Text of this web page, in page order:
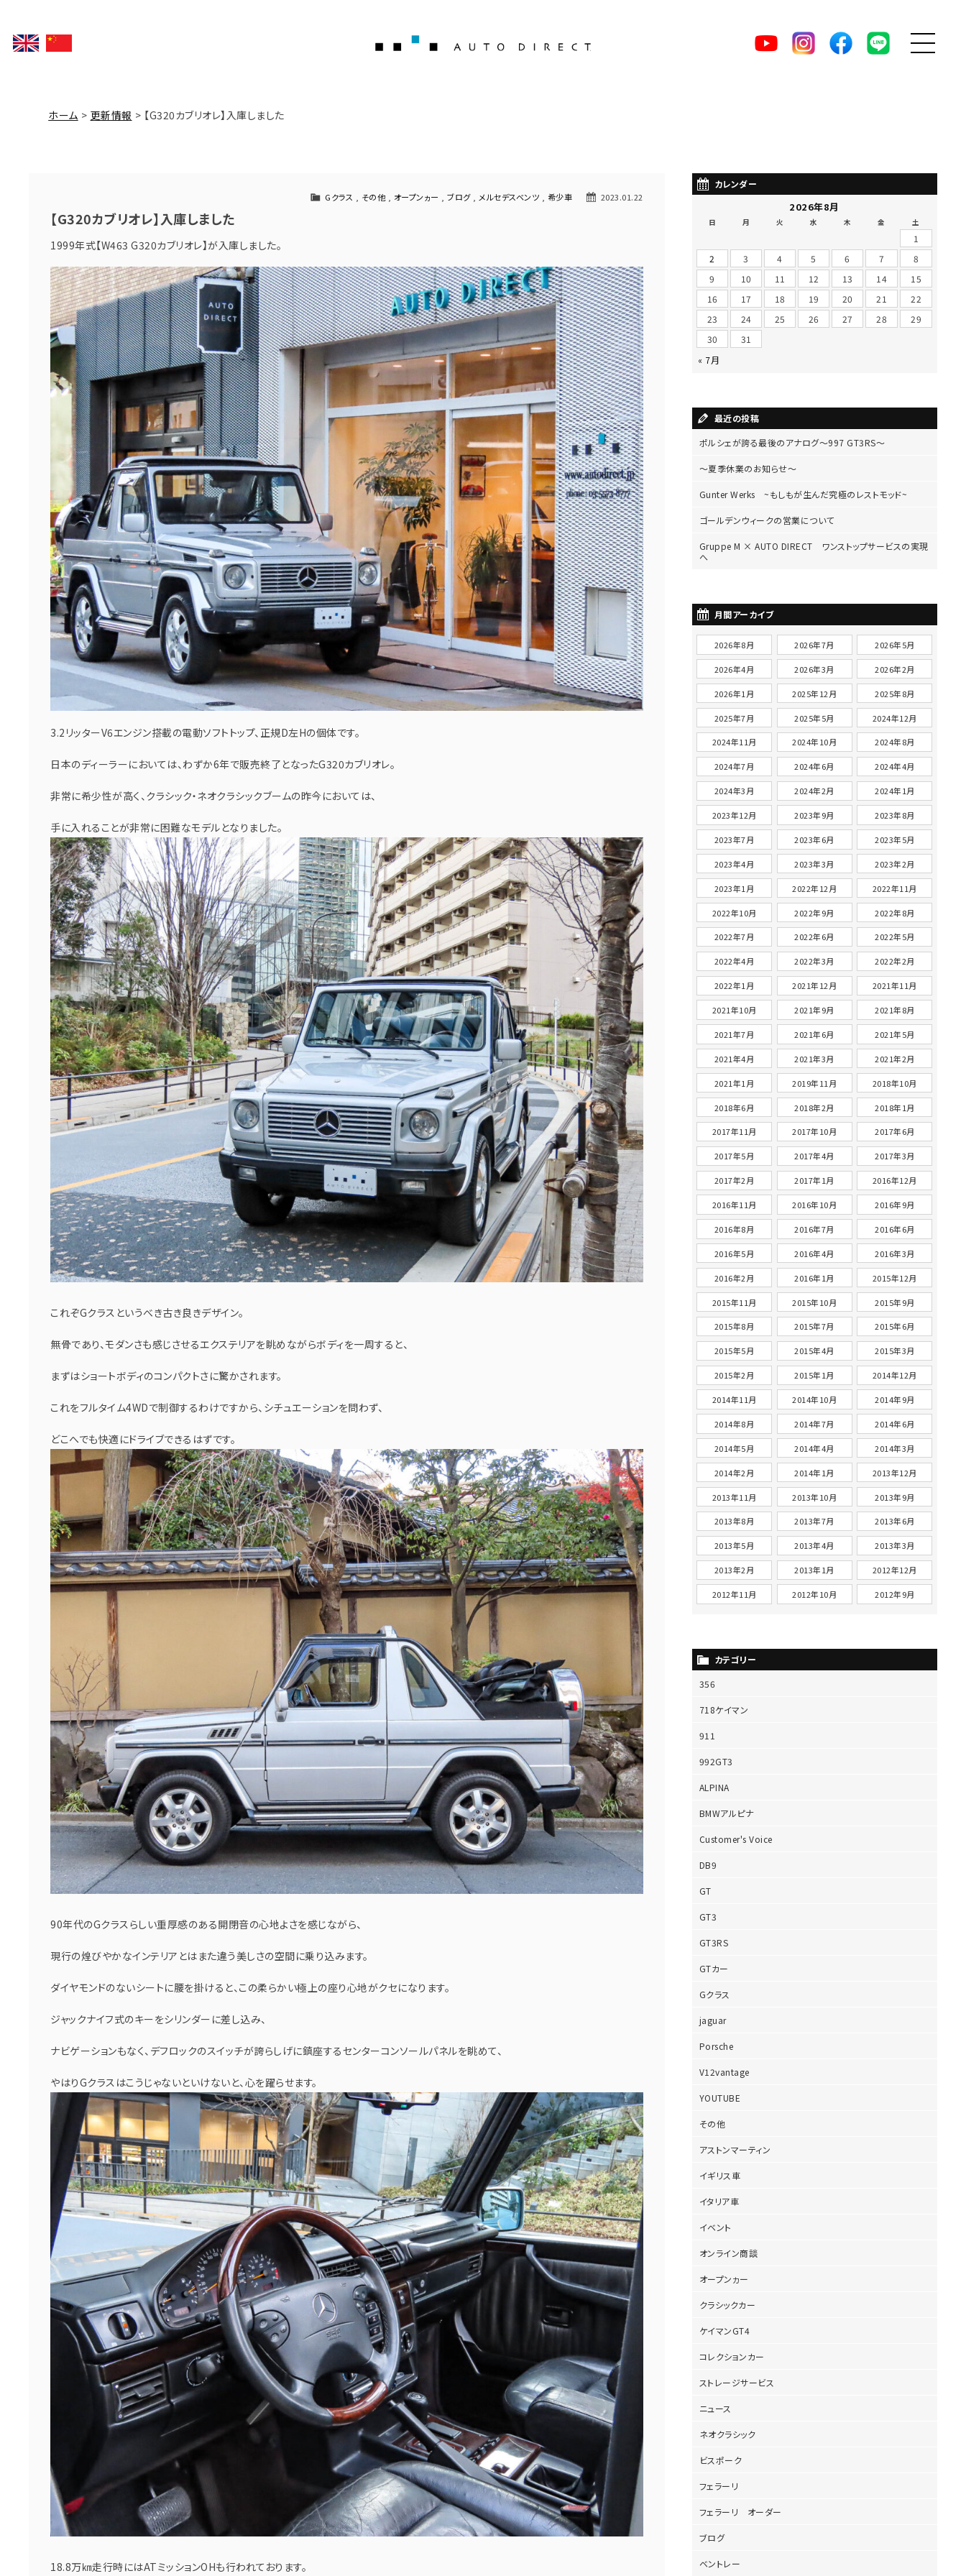
YouTube Instagram facebook MENU
ホーム 更新情報 【G320カブリオレ】入庫しました
2023.01.22
Gクラス その他 オープンヵー ,ブログ, メルセデスベンツ 希少車
【G320カブリオレ】入庫しました
1999年式【W463 G320カブリオレ】が入庫しました。
3.2リッターV6エンジン搭載の電動ソフトトップ、正規D左Hの個体です。
日本のディーラーにおいては、わずか6年で販売終了となったG320カブリオレ。
非常に希少性が高く、クラシック・ネオクラシックブームの昨今においては、
手に入れることが非常に困難なモデルとなりました。
これぞGクラスというべき古き良きデザイン。
無骨であり、モダンさも感じさせるエクステリアを眺めながらボディを一周すると、
まずはショートボディのコンパクトさに驚かされます。
これをフルタイム4WDで制御するわけですから、シチュエーションを問わず、
どこへでも快適にドライブできるはずです。
90年代のGクラスらしい重厚感のある開閉音の心地よさを感じながら、
現行の煌びやかなインテリアとはまた違う美しさの空間に乗り込みます。
ダイヤモンドのないシートに腰を掛けると、この柔らかい極上の座り心地がクセになります。
ジャックナイフ式のキーをシリンダーに差し込み、
ナビゲーションもなく、デフロックのスイッチが誇らしげに鎮座するセンターコンソールパネルを眺めて、
やはりGクラスはこうじゃないといけないと、心を躍らせます。
18.8万㎞走行時にはATミッションOHも行われております。
カレンダー
2026年8月
日 月 火 水 木 金 土
1
2
3 4 5 6 7
8
9
10 11 12 13 14
15
16
17 18 19 20 21
22
23
24 25 26 27 28
29
30
31
« 7月
最近の投稿
ポルシェが誇る最後のアナログ～997 GT3RS～
～夏季休業のお知らせ～
Gunter Werks ~もしもが生んだ究極のレストモッド~
ゴールデンウィークの営業について
Gruppe M × AUTO DIRECT ワンストップサービスの実現
へ
月間アーカイブ
2026年8月 2026年7月 2026年5月
2026年4月 2026年3月 2026年2月
2026年1月 2025年12月 2025年8月
2025年7月 2025年5月 2024年12月
2024年11月 2024年10月 2024年8月
2024年7月 2024年6月 2024年4月
2024年3月 2024年2月 2024年1月
2023年12月 2023年9月 2023年8月
2023年7月 2023年6月 2023年5月
2023年4月 2023年3月 2023年2月
2023年1月 2022年12月 2022年11月
2022年10月 2022年9月 2022年8月
2022年7月 2022年6月 2022年5月
2022年4月 2022年3月 2022年2月
2022年1月 2021年12月 2021年11月
2021年10月 2021年9月 2021年8月
2021年7月 2021年6月 2021年5月
2021年4月 2021年3月 2021年2月
2021年1月 2019年11月 2018年10月
2018年6月 2018年2月 2018年1月
2017年11月 2017年10月 2017年6月
2017年5月 2017年4月 2017年3月
2017年2月 2017年1月 2016年12月
2016年11月 2016年10月 2016年9月
2016年8月 2016年7月 2016年6月
2016年5月 2016年4月 2016年3月
2016年2月 2016年1月 2015年12月
2015年11月 2015年10月 2015年9月
2015年8月 2015年7月 2015年6月
2015年5月 2015年4月 2015年3月
2015年2月 2015年1月 2014年12月
2014年11月 2014年10月 2014年9月
2014年8月 2014年7月 2014年6月
2014年5月 2014年4月 2014年3月
2014年2月 2014年1月 2013年12月
2013年11月 2013年10月 2013年9月
2013年8月 2013年7月 2013年6月
2013年5月 2013年4月 2013年3月
2013年2月 2013年1月 2012年12月
2012年11月 2012年10月 2012年9月
カテゴリー
356
718ケイマン
911
992GT3
ALPINA
BMWアルピナ
Customer's Voice
DB9
GT
GT3
GT3RS
GTカー
Gクラス
jaguar
Porsche
V12vantage
YOUTUBE
その他
アストンマーティン
イギリス車
イタリア車
イベント
オンライン商談
オープンヵー
クラシックカー
ケイマンGT4
コレクションカー
ストレージサービス
ニュース
ネオクラシック
ビスポーク
フェラーリ
フェラーリ オーダー
ブログ
ベントレー